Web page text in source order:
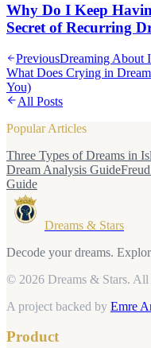
Why Do I Keep
Secret of Recurring
PreviousDreaming About
What Does Crying in
You)
All Posts
Popular Articles
Three Types of Dreams in
Dream Analysis Guide
Guide
Dreams & Stars
Decode your dreams.
© 2026 Dreams & Stars. All
A project backed by Emre
Product